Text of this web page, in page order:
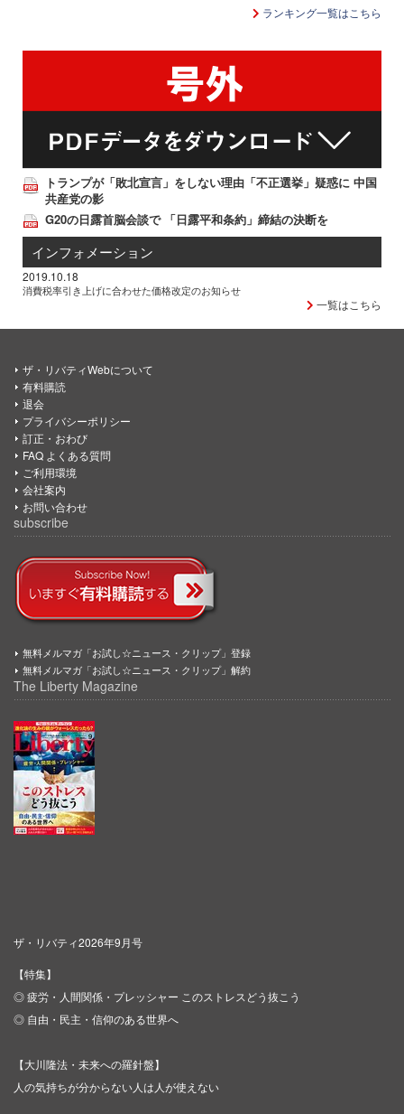
ランキング一覧はこちら
トランプが「敗北宣言」をしない理由「不正選挙」疑惑に 中国
共産党の影
G20の日露首脳会談で 「日露平和条約」締結の決断を
インフォメーション
2019.10.18
消費税率引き上げに合わせた価格改定のお知らせ
一覧はこちら
ザ・リバティWebについて
有料購読
退会
プライバシーポリシー
訂正・おわび
FAQ よくある質問
ご利用環境
会社案内
お問い合わせ
subscribe
無料メルマガ「お試し☆ニュース・クリップ」登録
無料メルマガ「お試し☆ニュース・クリップ」解約
The Liberty Magazine
ザ・リバティ2026年9月号
【特集】
◎ 疲労・人間関係・プレッシャー このストレスどう抜こう
◎ 自由・民主・信仰のある世界へ
【大川隆法・未来への羅針盤】
人の気持ちが分からない人は人が使えない